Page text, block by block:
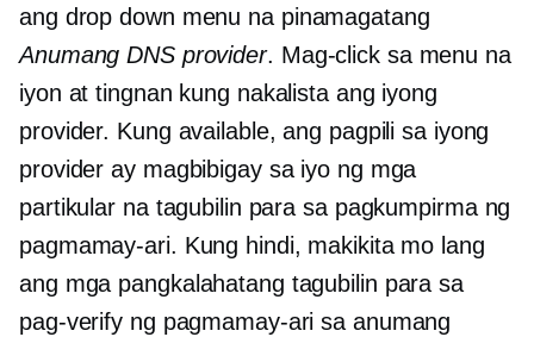
ang drop down menu na pinamagatang
Anumang DNS provider. Mag-click sa menu na
iyon at tingnan kung nakalista ang iyong
provider. Kung available, ang pagpili sa iyong
provider ay magbibigay sa iyo ng mga
partikular na tagubilin para sa pagkumpirma ng
pagmamay-ari. Kung hindi, makikita mo lang
ang mga pangkalahatang tagubilin para sa
pag-verify ng pagmamay-ari sa anumang